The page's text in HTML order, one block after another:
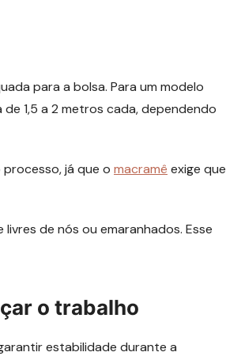
para a bolsa. Para um modelo
1,5 a 2 metros cada, dependendo
já que o macramê exige que
de nós ou emaranhados. Esse
o trabalho
estabilidade durante a